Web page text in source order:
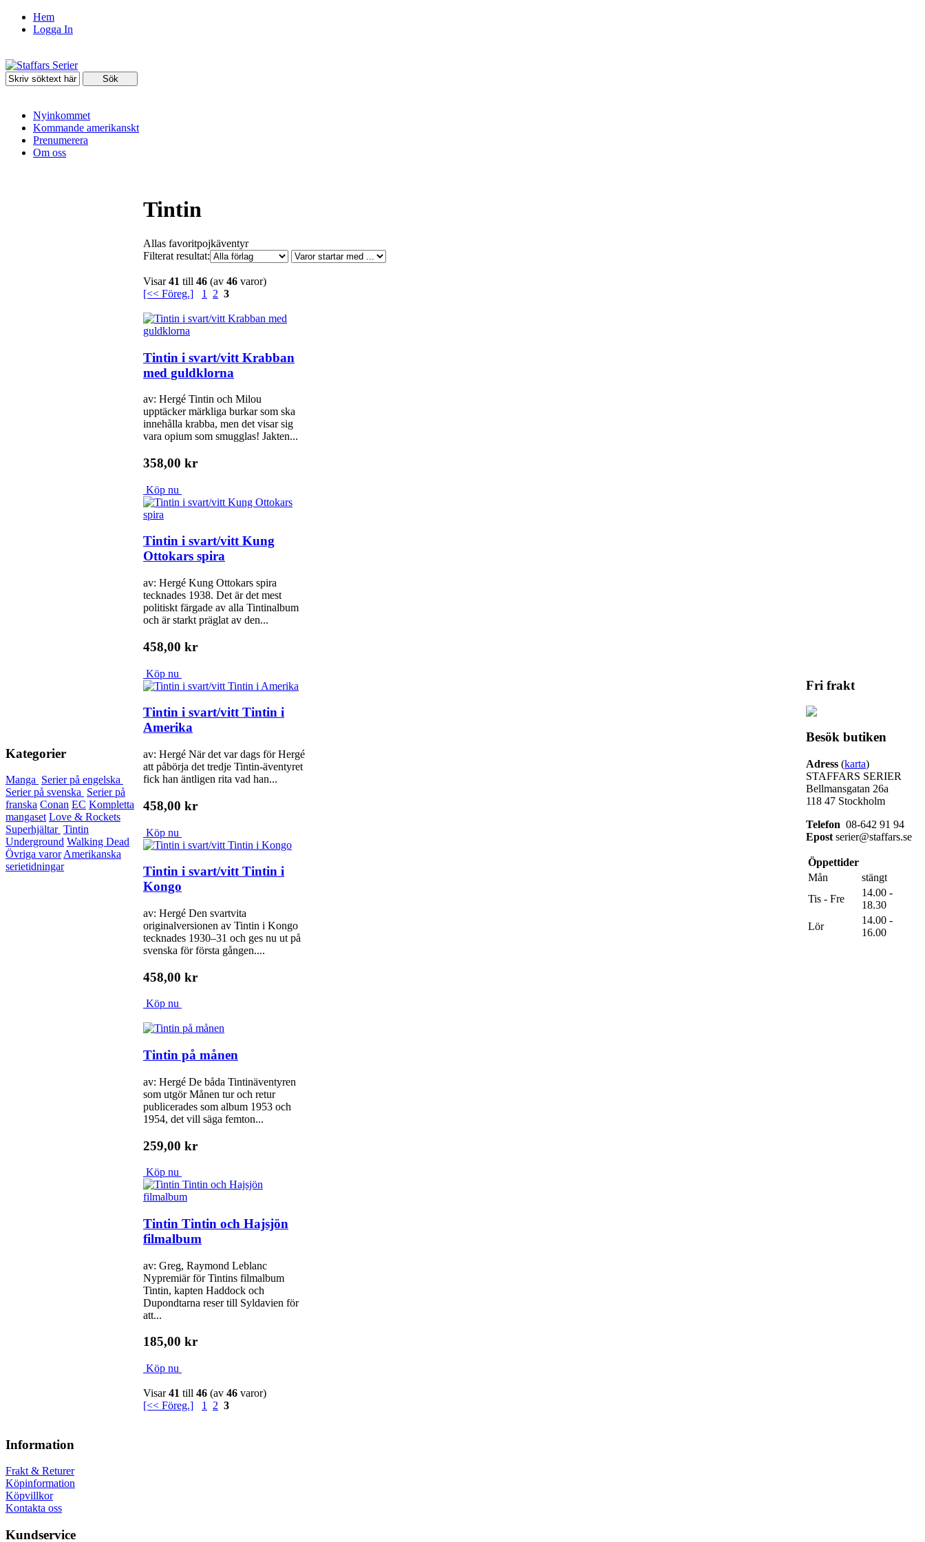
Hem
Logga In
Nyinkommet
Kommande amerikanskt
Prenumerera
Om oss
Kategorier
Manga Serier på engelska
Serier på svenska Serier på
franska Conan EC Kompletta
mangaset Love & Rockets
Superhjältar Tintin
Underground Walking Dead
Övriga varorAmerikanska
serietidningar
Tintin
Allas favoritpojkäventyr
Filterat resultat:
Visar41 till 46 (av 46 varor)
[<< Föreg.]
1 2 3
Tintin i svart/vitt Krabban
med guldklorna
av: Hergé Tintin och Milou
upptäcker märkliga burkar som ska
innehålla krabba, men det visar sig
vara opium som smugglas! Jakten...
358,00 kr
Köp nu
Tintin i svart/vitt Kung
Ottokars spira
av: Hergé Kung Ottokars spira
tecknades 1938. Det är det mest
politiskt färgade av alla Tintinalbum
och är starkt präglat av den...
458,00 kr
Köp nu
Tintin i svart/vitt Tintin i
Amerika
av: Hergé När det var dags för Hergé
att påbörja det tredje Tintin-äventyret
fick han äntligen rita vad han...
458,00 kr
Köp nu
Tintin i svart/vitt Tintin i
Kongo
av: Hergé Den svartvita
originalversionen av Tintin i Kongo
tecknades 1930–31 och ges nu ut på
svenska för första gången....
458,00 kr
Köp nu
Tintin på månen
av: Hergé De båda Tintinäventyren
som utgör Månen tur och retur
publicerades som album 1953 och
1954, det vill säga femton...
259,00 kr
Köp nu
Tintin Tintin och Hajsjön
filmalbum
av: Greg, Raymond Leblanc
Nypremiär för Tintins filmalbum
Tintin, kapten Haddock och
Dupondtarna reser till Syldavien för
att...
185,00 kr
Köp nu
Visar41 till 46 (av 46 varor)
[<< Föreg.]
1 2 3
Fri frakt
Besök butiken
Adress (karta)
STAFFARS SERIER
Bellmansgatan 26a
118 47 Stockholm
Telefon 08-642 91 94
Epost serier@staffars.se
Öppettider
Mån
stängt
Tis - Fre
14.00 -
18.30
Lör
14.00 -
16.00
Information
Frakt & Returer
Köpinformation
Köpvillkor
Kontakta oss
Kundservice